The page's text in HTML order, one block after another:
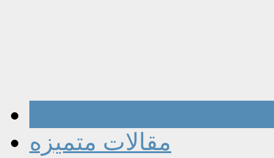
مقالات متميزه